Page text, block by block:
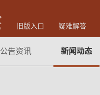
旧版入口 疑难解答
公告资讯 新闻动态